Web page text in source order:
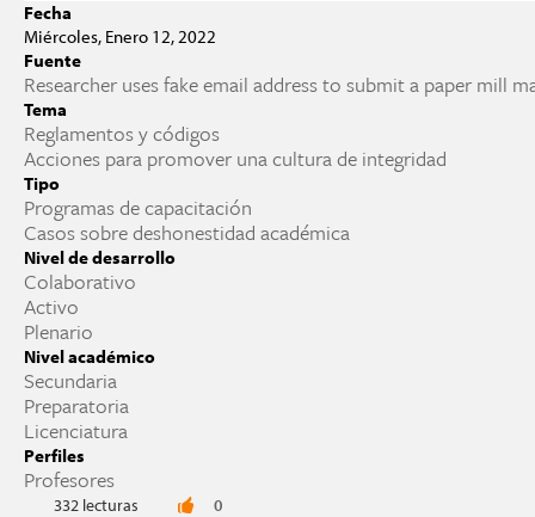
Fecha
Miércoles, Enero 12, 2022
Fuente
Researcher uses fake email address to submit a paper mill
Tema
Reglamentos y códigos
Acciones para promover una cultura de integridad
Tipo
Programas de capacitación
Casos sobre deshonestidad académica
Nivel de desarrollo
Colaborativo
Activo
Plenario
Nivel académico
Secundaria
Preparatoria
Licenciatura
Perfiles
Profesores
332 lecturas 0